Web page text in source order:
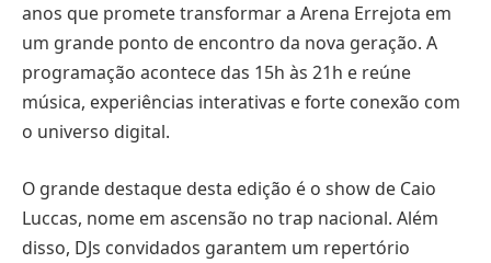
anos que promete transformar a Arena Errejota em
um grande ponto de encontro da nova geração. A
programação acontece das 15h às 21h e reúne
música, experiências interativas e forte conexão com
o universo digital.
O grande destaque desta edição é o show de Caio
Luccas, nome em ascensão no trap nacional. Além
disso, DJs convidados garantem um repertório